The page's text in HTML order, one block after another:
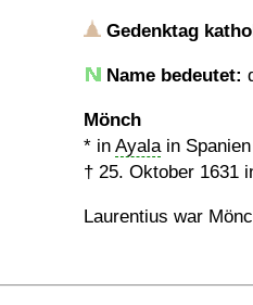
Gedenktag
Name bedeutet:
Mönch
* in Ayalain Spanien
† 25. Oktober 1631
Laurentius war